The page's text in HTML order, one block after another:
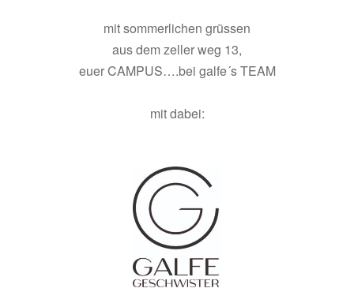
mit sommerlichen grüssen
aus dem zeller weg 13,
euer CAMPUS….bei galfe´s TEAM
mit dabei: